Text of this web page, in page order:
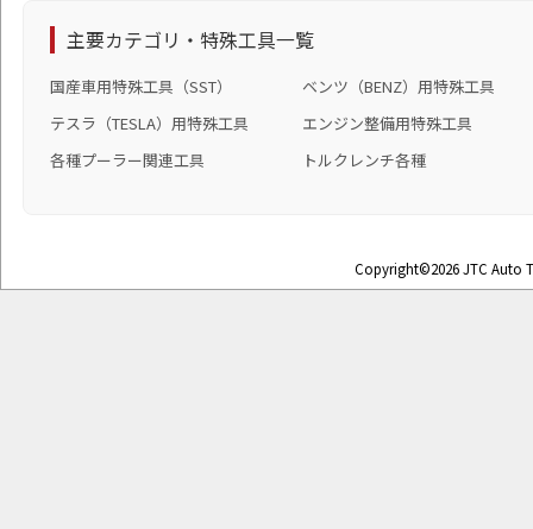
主要カテゴリ・特殊工具一覧
国産車用特殊工具（SST）
ベンツ（BENZ）用特殊工具
テスラ（TESLA）用特殊工具
エンジン整備用特殊工具
各種プーラー関連工具
トルクレンチ各種
Copyright©2026 JTC Auto